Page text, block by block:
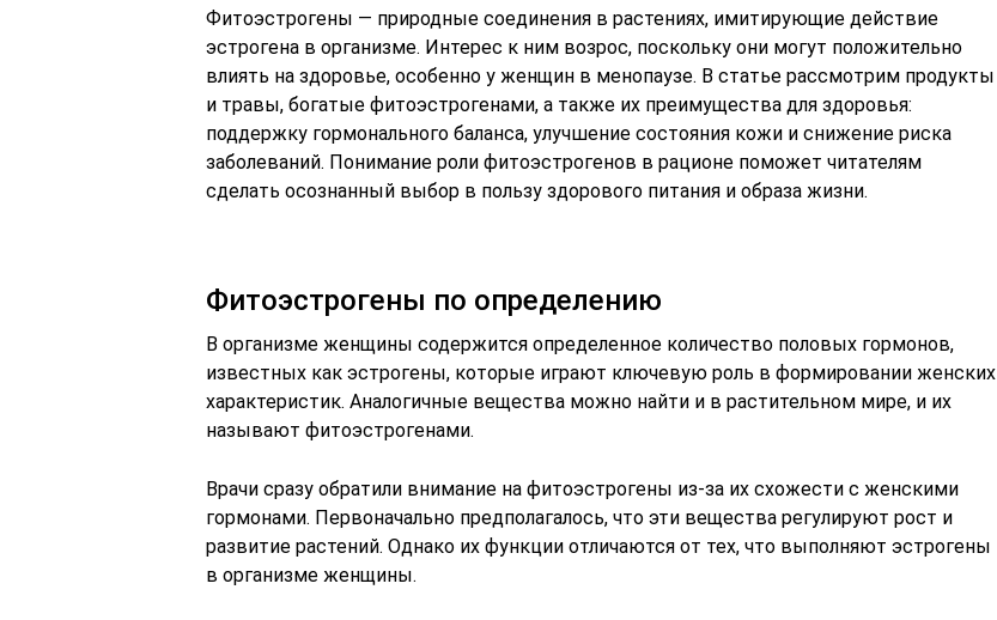
Фитоэстрогены — природные соединения в растениях, имитирующие действие
эстрогена в организме. Интерес к ним возрос, поскольку они могут положительно
влиять на здоровье, особенно у женщин в менопаузе. В статье рассмотрим продукты
и травы, богатые фитоэстрогенами, а также их преимущества для здоровья:
поддержку гормонального баланса, улучшение состояния кожи и снижение риска
заболеваний. Понимание роли фитоэстрогенов в рационе поможет читателям
сделать осознанный выбор в пользу здорового питания и образа жизни.
Фитоэстрогены по определению
В организме женщины содержится определенное количество половых гормонов,
известных как эстрогены, которые играют ключевую роль в формировании женских
характеристик. Аналогичные вещества можно найти и в растительном мире, и их
называют фитоэстрогенами.
Врачи сразу обратили внимание на фитоэстрогены из-за их схожести с женскими
гормонами. Первоначально предполагалось, что эти вещества регулируют рост и
развитие растений. Однако их функции отличаются от тех, что выполняют эстрогены
в организме женщины.